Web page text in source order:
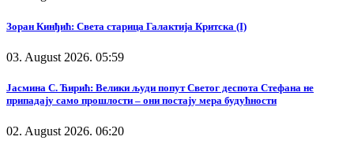
Зоран Кинђић: Света старица Галактија Критска (I)
03. August 2026. 05:59
Јасмина С. Ћирић: Велики људи попут Светог деспота Стефана не
припадају само прошлости – они постају мера будућности
02. August 2026. 06:20